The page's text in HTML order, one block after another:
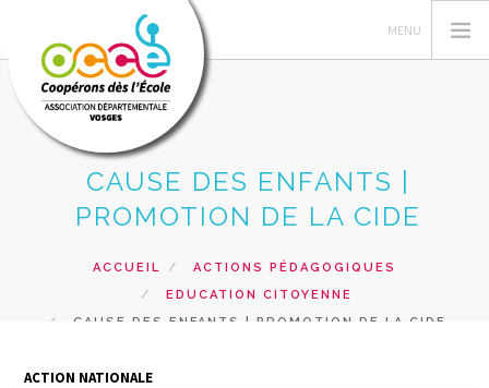
GERER SA COOPERATIVE
ACTIONS PÉDAGOGIQUES
RESSOURCES PEDAGOGIQUES
RECHERCHER
CAUSE DES ENFANTS |
PROMOTION DE LA CIDE
ACCUEIL
ACTIONS PÉDAGOGIQUES
EDUCATION CITOYENNE
CAUSE DES ENFANTS | PROMOTION DE LA CIDE
ACTION NATIONALE